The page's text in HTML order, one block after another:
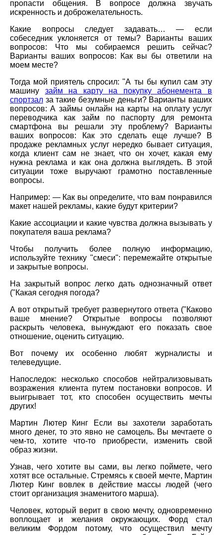
пропасти общения. В вопросе должна звучать
искренность и доброжелательность.
Какие вопросы следует задавать… — если
собеседник уклоняется от темы? Варианты ваших
вопросов: Что мы собираемся решить сейчас?
Варианты ваших вопросов: Как вы бы ответили на
моем месте?
Тогда мой приятель спросил: "А ты бы купил сам эту
машину займ на карту на покупку абонемента в
спортзал за такие безумные деньги? Варианты ваших
вопросов: А займы онлайн на карты на оплату услуг
переводчика как займ по паспорту для ремонта
смартфона вы решали эту проблему? Варианты
ваших вопросов: Как это сделать еще лучше? В
продаже рекламных услуг нередко бывает ситуация,
когда клиент сам не знает, что он хочет, какая ему
нужна реклама и как она должна выглядеть. В этой
ситуации тоже выручают грамотно поставленные
вопросы.
Например: — Как вы определите, что вам понравился
макет нашей рекламы, какие будут критерии?
Какие ассоциации и какие чувства должна вызывать у
покупателя ваша реклама?
Чтобы получить более полную информацию,
используйте технику "смеси": перемежайте открытые
и закрытые вопросы.
На закрытый вопрос легко дать однозначный ответ
("Какая сегодня погода?
А вот открытый требует развернутого ответа ("Каково
ваше мнение? Открытые вопросы позволяют
раскрыть человека, вынуждают его показать свое
отношение, оценить ситуацию.
Вот почему их особенно любят журналисты и
телеведущие.
Напоследок: несколько способов нейтрализовывать
возражения клиента путем постановки вопросов. И
выигрывает тот, кто способен осуществить мечты
других!
Мартин Лютер Кинг Если вы захотели заработать
много денег, то это явно не самоцель. Вы мечтаете о
чем-то, хотите что-то приобрести, изменить свой
образ жизни.
Узнав, чего хотите вы сами, вы легко поймете, чего
хотят все остальные. Стремясь к своей мечте, Мартин
Лютер Кинг вовлек в действие массы людей (чего
стоит организация знаменитого марша).
Человек, который верит в свою мечту, одновременно
воплощает и желания окружающих. Форд стал
великим Фордом потому, что осуществил мечту